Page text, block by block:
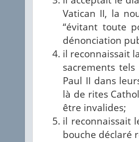
Vatican II, la
“évitant toute
dénonciation
il reconnaissait
sacrements
Paul II dans
là de rites
être invalides;
il reconnaissait
bouche déclaré